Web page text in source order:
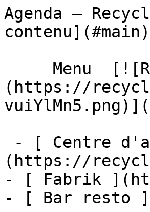
Agenda –
contenu](#main)
(https://
(https://
- [ Fabrik
- [ Bar resto